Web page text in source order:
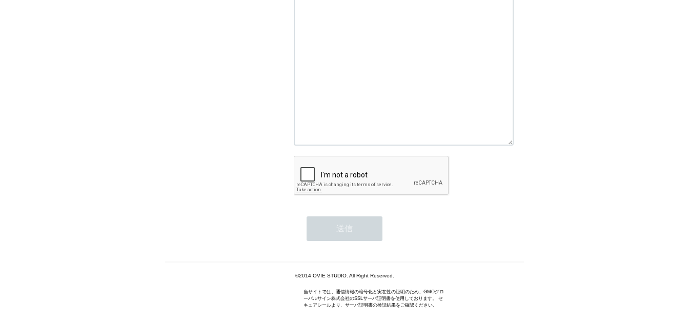
©2014 OVIE STUDIO. All Right Reserved.
当サイトでは、通信情報の暗号化と実在性の証明のため、GMOグロ
ーバルサイン株式会社のSSLサーバ証明書を使用しております。 セ
キュアシールより、サーバ証明書の検証結果をご確認ください。